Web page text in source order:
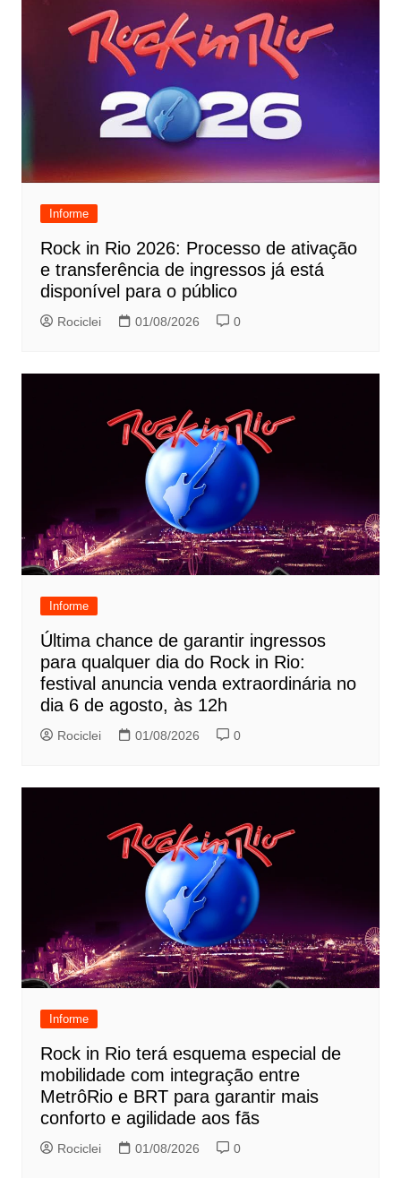
Informe
Rock in Rio 2026: Processo de ativação
e transferência de ingressos já está
disponível para o público
Rociclei 01/08/2026 0
Informe
Última chance de garantir ingressos
para qualquer dia do Rock in Rio:
festival anuncia venda extraordinária no
dia 6 de agosto, às 12h
Rociclei 01/08/2026 0
Informe
Rock in Rio terá esquema especial de
mobilidade com integração entre
MetrôRio e BRT para garantir mais
conforto e agilidade aos fãs
Rociclei 01/08/2026 0